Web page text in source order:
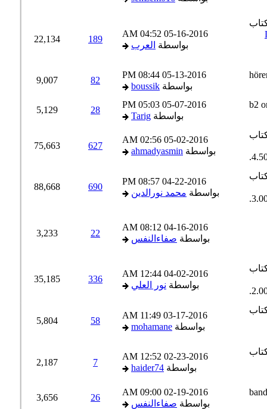
05-16-2016
04:52 AM
بواسطةالعرب
189
22,134
05-13-2016
08:44 PM
بواسطةboussik
82
9,007
05-07-2016
05:03 PM
بواسطةTarig
28
5,129
05-02-2016
02:56 AM
بواسطةahmadyasmin
627
75,663
04-22-2016
08:57 PM
بواسطةمحمد نورالدين
690
88,668
04-16-2016
08:12 AM
بواسطةصفاءالنفس
22
3,233
04-02-2016
12:44 AM
بواسطةنور العلي
336
35,185
03-17-2016
11:49 AM
بواسطةmohamane
58
5,804
02-23-2016
12:52 AM
بواسطةhaider74
2,187
02-19-2016
09:00 AM
بواسطةصفاءالنفس
26
3,656